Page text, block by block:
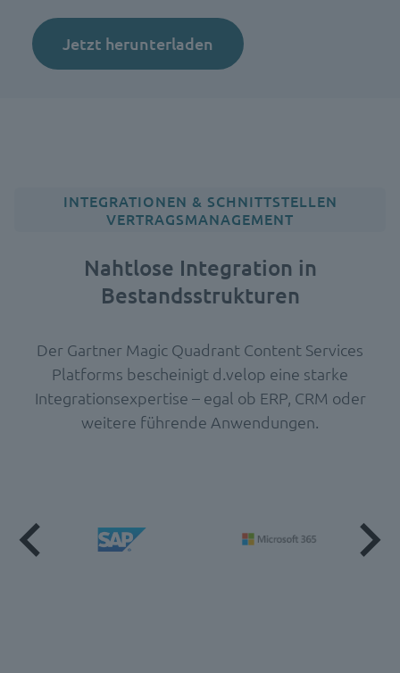
Jetzt herunterladen
INTEGRATIONEN & SCHNITTSTELLEN
VERTRAGSMANAGEMENT
Nahtlose Integration in
Bestandsstrukturen
Der Gartner Magic Quadrant Content Services
Platforms bescheinigt d.velop eine starke
Integrationsexpertise – egal ob ERP, CRM oder
weitere führende Anwendungen.